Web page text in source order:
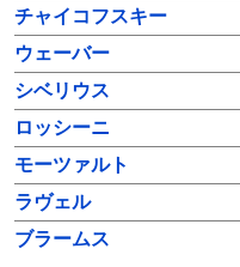
チャイコフスキー
ウェーバー
シベリウス
ロッシーニ
モーツァルト
ラヴェル
ブラームス